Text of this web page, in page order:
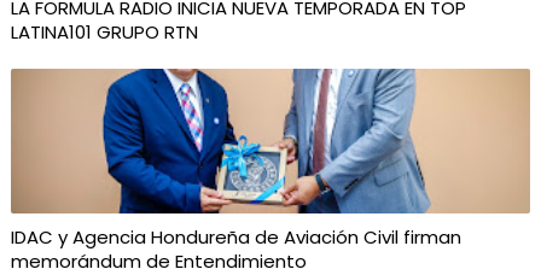
LA FORMULA RADIO INICIA NUEVA TEMPORADA EN TOP
LATINA101 GRUPO RTN
IDAC y Agencia Hondureña de Aviación Civil firman
memorándum de Entendimiento